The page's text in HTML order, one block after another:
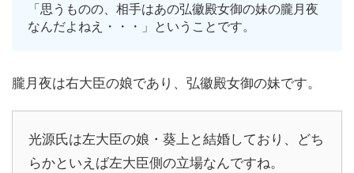
「思うものの、相手はあの弘徽殿女御の妹の朧月夜
なんだよねえ・・・」ということです。
朧月夜は右大臣の娘であり、弘徽殿女御の妹です。
光源氏は左大臣の娘・葵上と結婚しており、どち
らかといえば左大臣側の立場なんですね。